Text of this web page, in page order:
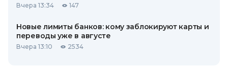
Вчера 13:34 147
Новые лимиты банков: кому заблокируют карты и
переводы уже в августе
Вчера 13:10 2534